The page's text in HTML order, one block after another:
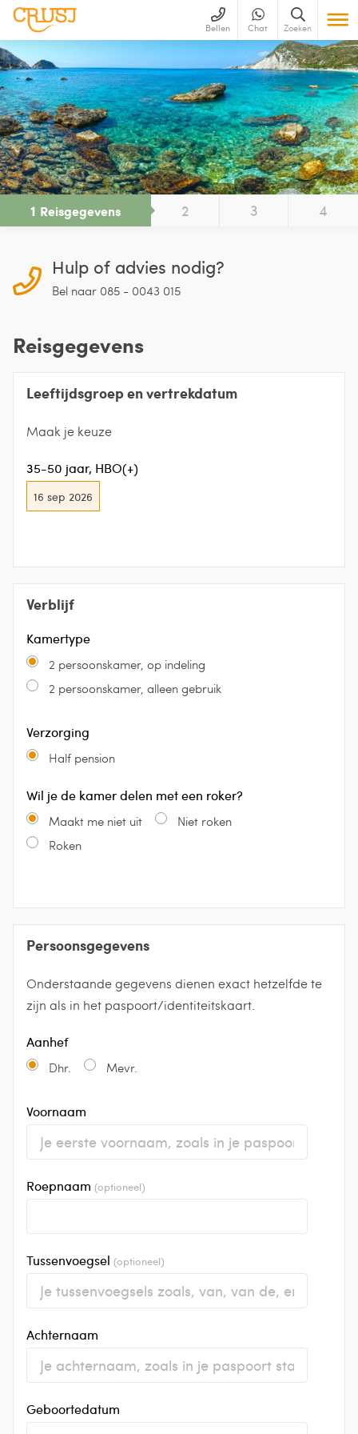
Bellen Chat Zoeken
1 Reisgegevens 2 3 4
Hulp of advies nodig?
Bel naar 085 - 0043 015
Reisgegevens
Leeftijdsgroep en vertrekdatum
Maak je keuze
35-50 jaar, HBO(+)
16 sep 2026
Verblijf
Kamertype
2 persoonskamer, op indeling
2 persoonskamer, alleen gebruik
Verzorging
Half pension
Wil je de kamer delen met een roker?
Maakt me niet uit
Niet roken
Roken
Persoonsgegevens
Onderstaande gegevens dienen exact hetzelfde te
zijn als in het paspoort/identiteitskaart.
Aanhef
Dhr. Mevr.
Voornaam
Roepnaam (optioneel)
Tussenvoegsel (optioneel)
Achternaam
Geboortedatum